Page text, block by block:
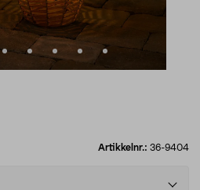
Artikkelnr.: 36-9404